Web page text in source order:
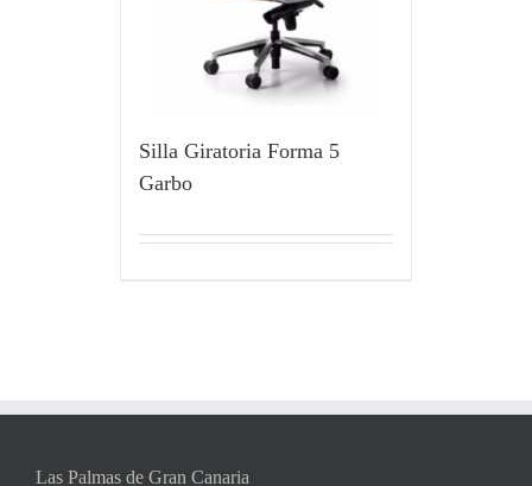
Silla Giratoria Forma 5
Garbo
Las Palmas de Gran Canaria